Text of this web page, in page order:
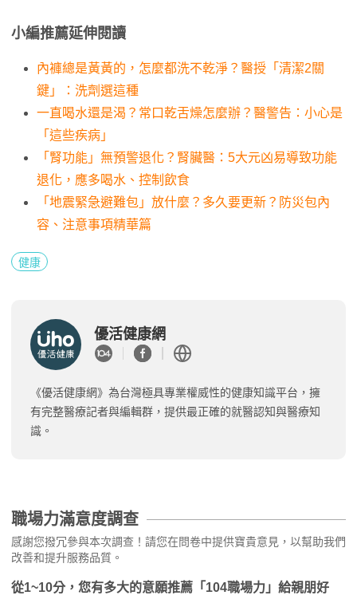
小編推薦延伸閱讀
內褲總是黃黃的，怎麼都洗不乾淨？醫授「清潔2關
鍵」：洗劑選這種
一直喝水還是渴？常口乾舌燥怎麼辦？醫警告：小心是
「這些疾病」
「腎功能」無預警退化？腎臟醫：5大元凶易導致功能
退化，應多喝水、控制飲食
「地震緊急避難包」放什麼？多久要更新？防災包內
容、注意事項精華篇
健康
優活健康網
《優活健康網》為台灣極具專業權威性的健康知識平台，擁
有完整醫療記者與編輯群，提供最正確的就醫認知與醫療知
識。
職場力滿意度調查
感謝您撥冗參與本次調查！請您在問卷中提供寶貴意見，以幫助我們
改善和提升服務品質。
從1~10分，您有多大的意願推薦「104職場力」給親朋好